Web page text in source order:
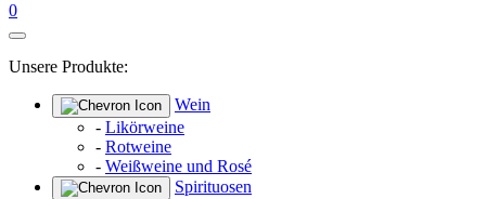
0
Unsere Produkte:
Wein
- Likörweine
- Rotweine
- Weißweine und Rosé
Spirituosen